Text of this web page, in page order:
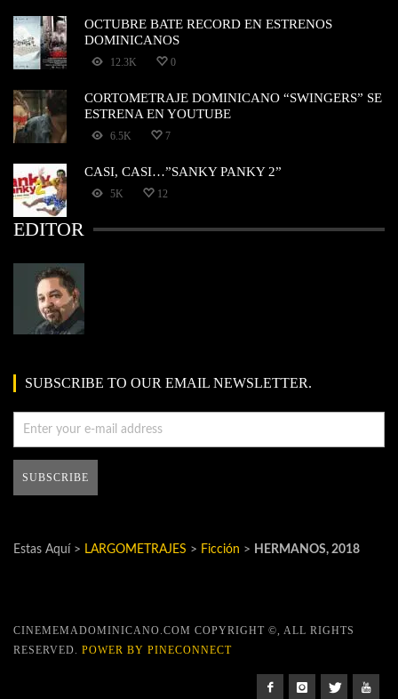
OCTUBRE BATE RECORD EN ESTRENOS
DOMINICANOS
12.3K 0
CORTOMETRAJE DOMINICANO “SWINGERS” SE
ESTRENA EN YOUTUBE
6.5K 7
CASI, CASI…”SANKY PANKY 2”
5K 12
EDITOR
SUBSCRIBE TO OUR EMAIL NEWSLETTER.
Estas Aquí > LARGOMETRAJES > Ficción > HERMANOS, 2018
CINEMEMADOMINICANO.COM COPYRIGHT ©, ALL RIGHTS
RESERVED. POWER BY PINECONNECT